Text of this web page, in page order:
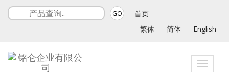
GO
首页
繁体
简体 English
Toggle